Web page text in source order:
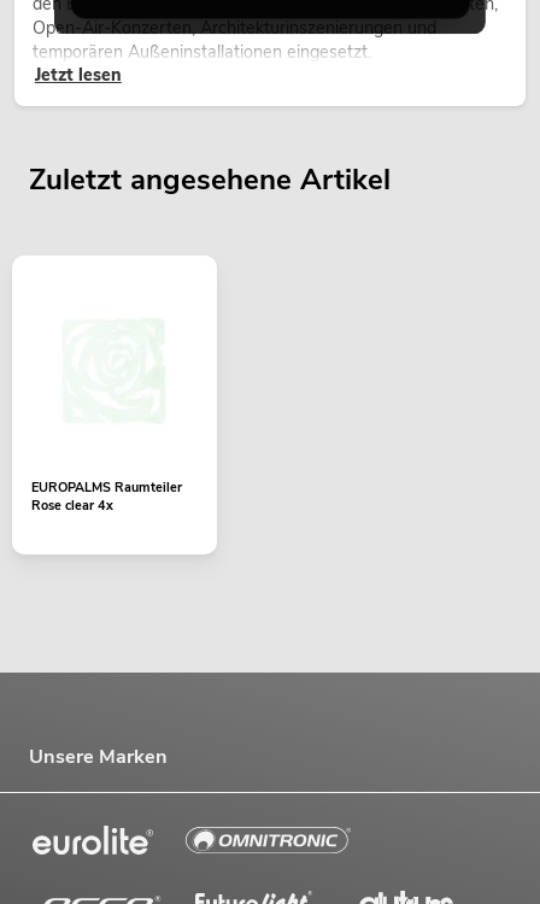
Open-Air-Konzerten, Architekturinszenierungen und
temporären Außeninstallationen eingesetzt.
Jetzt lesen
Zuletzt angesehene Artikel
EUROPALMS Raumteiler
Rose clear 4x
Unsere Marken